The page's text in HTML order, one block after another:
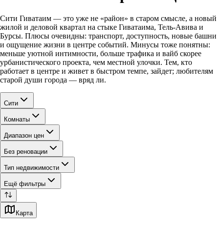
Сити Гиватаим — это уже не «район» в старом смысле, а новый
жилой и деловой квартал на стыке Гиватаима, Тель-Авива и
Бурсы. Плюсы очевидны: транспорт, доступность, новые башни
и ощущение жизни в центре событий. Минусы тоже понятны:
меньше уютной интимности, больше трафика и вайб скорее
урбанистического проекта, чем местной улочки. Тем, кто
работает в центре и живет в быстром темпе, зайдет; любителям
старой души города — вряд ли.
Сити
Комнаты
Диапазон цен
Без реновации
Тип недвижимости
Ещё фильтры
Карта